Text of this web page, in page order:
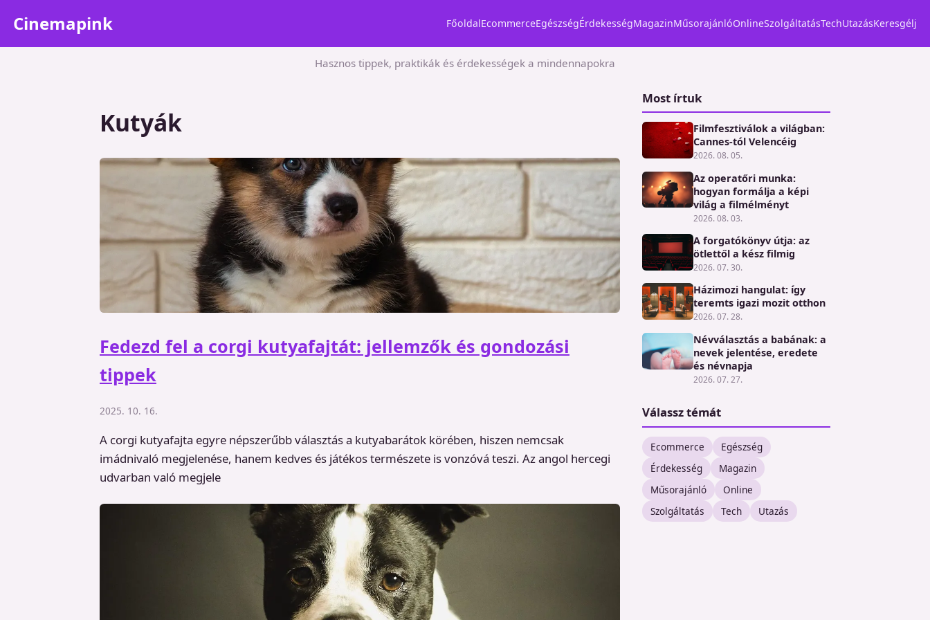
Cinemapink FőoldalEcommerceEgészségÉrdekességMagazinMűsorajánlóOnlineSzolgáltatásTechUtazásKeresgélj
Hasznos tippek, praktikák és érdekességek a mindennapokra
Kutyák
Fedezd fel a corgi kutyafajtát: jellemzők és gondozási
tippek
2025. 10. 16.
A corgi kutyafajta egyre népszerűbb választás a kutyabarátok körében, hiszen nemcsak
imádnivaló megjelenése, hanem kedves és játékos természete is vonzóvá teszi. Az angol hercegi
udvarban való megjele
Most írtuk
Filmfesztiválok a világban:
Cannes-tól Velencéig
2026. 08. 05.
Az operatőri munka:
hogyan formálja a képi
világ a filmélményt
2026. 08. 03.
A forgatókönyv útja: az
ötlettől a kész filmig
2026. 07. 30.
Házimozi hangulat: így
teremts igazi mozit otthon
2026. 07. 28.
Névválasztás a babának: a
nevek jelentése, eredete
és névnapja
2026. 07. 27.
Válassz témát
Ecommerce
Egészség
Érdekesség
Magazin
Műsorajánló
Online
Szolgáltatás
Tech Utazás